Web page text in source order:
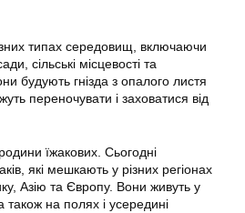
типах середовищ, включаючи
сільські місцевості та
будують гнізда з опалого листя
переночувати і заховатися від
їжакових. Сьогодні
які мешкають у різних регіонах
Азію та Європу. Вони живуть у
також на полях і усередині